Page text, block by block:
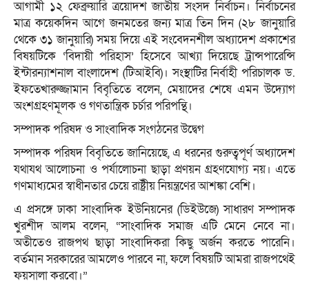
আগামী ১২ ফেব্রুয়ারি ত্রয়োদশ জাতীয় সংসদ নির্বাচন। নির্বাচনের
মাত্র কয়েকদিন আগে জনমতের জন্য মাত্র তিন দিন (২৮ জানুয়ারি
থেকে ৩১ জানুয়ারি) সময় দিয়ে এই সংবেদনশীল অধ্যাদেশ প্রকাশের
বিষয়টিকে ‘বিদায়ী পরিহাস’ হিসেবে আখ্যা দিয়েছে ট্রান্সপারেন্সি
ইন্টারন্যাশনাল বাংলাদেশ (টিআইবি)। সংস্থাটির নির্বাহী পরিচালক ড.
ইফতেখারুজ্জামান বিবৃতিতে বলেন, মেয়াদের শেষে এমন উদ্যোগ
অংশগ্রহণমূলক ও গণতান্ত্রিক চর্চার পরিপন্থি।
সম্পাদক পরিষদ ও সাংবাদিক সংগঠনের উদ্বেগ
সম্পাদক পরিষদ বিবৃতিতে জানিয়েছে, এ ধরনের গুরুত্বপূর্ণ অধ্যাদেশ
যথাযথ আলোচনা ও পর্যালোচনা ছাড়া প্রণয়ন গ্রহণযোগ্য নয়। এতে
গণমাধ্যমের স্বাধীনতার চেয়ে রাষ্ট্রীয় নিয়ন্ত্রণের আশঙ্কা বেশি।
এ প্রসঙ্গে ঢাকা সাংবাদিক ইউনিয়নের (ডিইউজে) সাধারণ সম্পাদক
খুরশীদ আলম বলেন, “সাংবাদিক সমাজ এটি মেনে নেবে না।
অতীতেও রাজপথ ছাড়া সাংবাদিকরা কিছু অর্জন করতে পারেনি।
বর্তমান সরকারের আমলেও পারবে না, ফলে বিষয়টি আমরা রাজপথেই
ফয়সালা করবো।”